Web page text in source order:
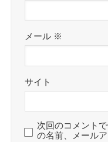
メール ※
サイト
次回のコメント
の名前、メール